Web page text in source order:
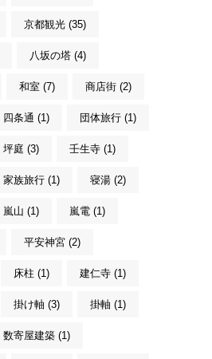
京都観光 (35)
八坂の塔 (4)
和室 (7) 商店街 (2)
四条通 (1) 団体旅行 (1)
坪庭 (3) 壬生寺 (1)
家族旅行 (1) 寝湯 (2)
嵐山 (1) 嵐電 (1)
平安神宮 (2)
床柱 (1) 建仁寺 (1)
掛け軸 (3) 掛軸 (1)
数寄屋建築 (1)